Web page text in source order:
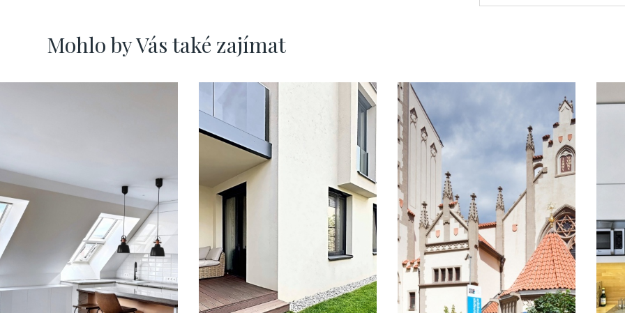
Mohlo by Vás také zajímat